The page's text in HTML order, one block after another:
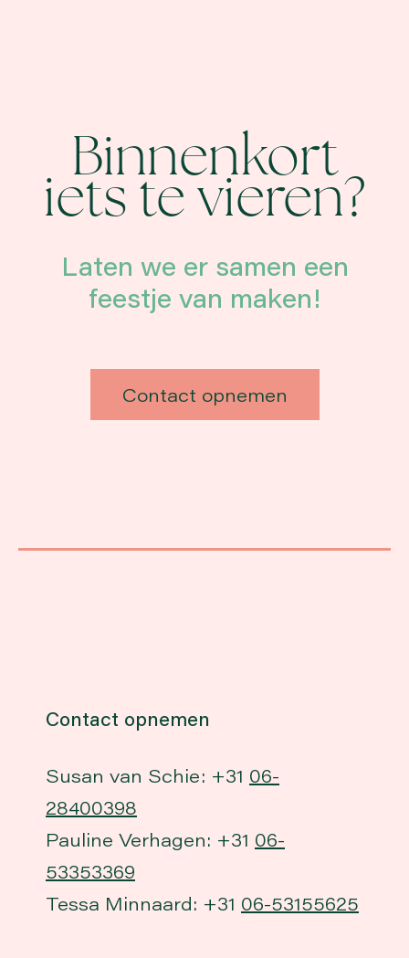
Binnenkort
iets te vieren?
Laten we er samen een
feestje van maken!
Contact opnemen
Contact opnemen
Susan van Schie: +31 06-
28400398
Pauline Verhagen: +31 06-
53353369
Tessa Minnaard: +31 06-53155625